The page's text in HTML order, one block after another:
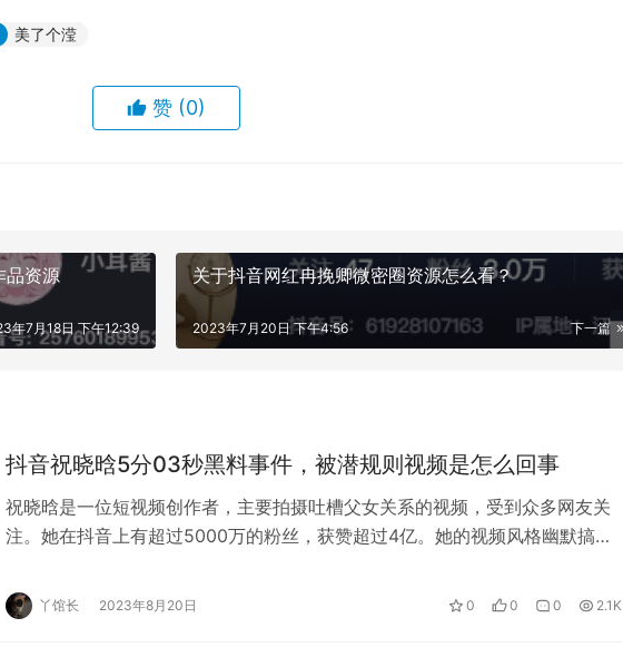
造成副作用。同时，美了个滢的一些内容疑似过度宣传，可能存在误导之
提供了很多有用建议和技巧的线上平台。我们可以从中获取到很多对自己有
美了个滢
赞 (0)
品资源
年7月18日 下午12:39
关于抖音网红冉挽卿微密圈资源怎么看？
下一篇
2023年7月20日 下午4:56
抖音祝晓晗5分03秒黑料事件，被潜规则视频是怎么回事
祝晓晗是一位短视频创作者，主要拍摄吐槽父女关系的视频，受到众多网友关
注。她在抖音上有超过5000万的粉丝，获赞超过4亿。她的视频风格幽默搞
丫馆长 2023年8月20日 0 0 0 2.1K